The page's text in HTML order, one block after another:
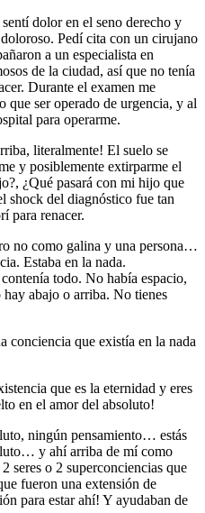
dolor en el seno derecho y
Pedí cita con un cirujano
a un especialista en
de la ciudad, así que no tenía
Durante el examen me
que ser operado de urgencia, y al
para operarme.
literalmente! El suelo se
y posiblemente extirparme el
¿Qué pasará con mi hijo que
shock del diagnóstico fue tan
para renacer.
no como galina y una persona…
Estaba en la nada.
todo. No había espacio,
abajo o arriba. No tienes
conciencia que existía en la nada
que es la eternidad y eres
en el amor del absoluto!
ningún pensamiento… estás
y ahí arriba de mí como
seres o 2 superconciencias que
fueron una extensión de
para estar ahí! Y ayudaban de